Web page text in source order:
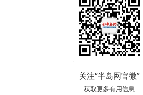
关注“半岛网官微”
获取更多有用信息